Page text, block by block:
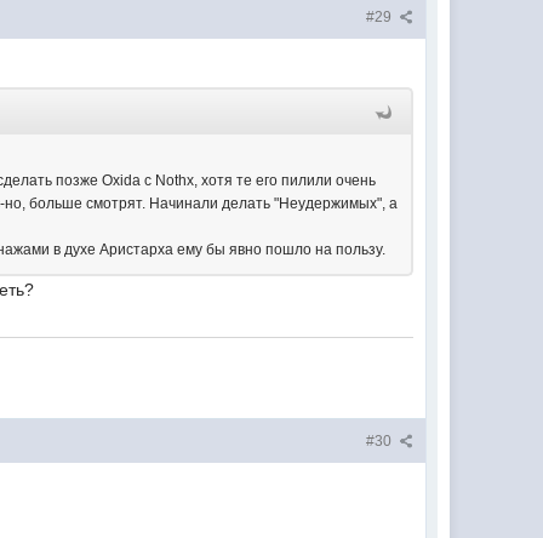
#29
позже Oxidа с Nothx, хотя те его пилили очень
больше смотрят. Начинали делать "Неудержимых", а
в духе Аристарха ему бы явно пошло на пользу.
#30